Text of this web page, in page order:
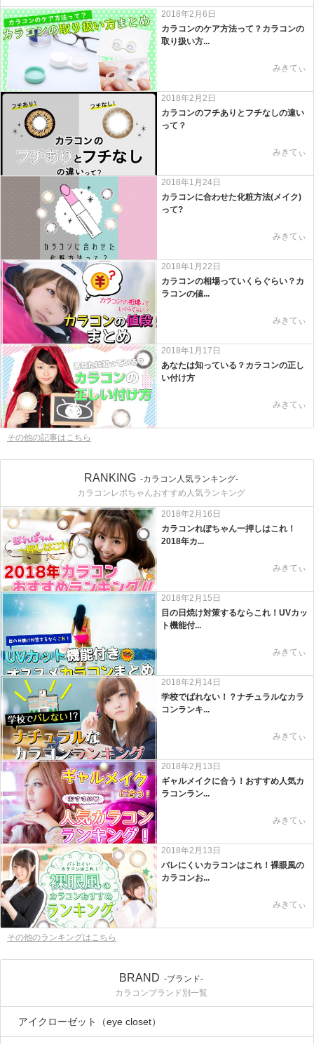
2018年2月6日
カラコンのケア方法って？カラコンの
取り扱い方...
みきてぃ
2018年2月2日
カラコンのフチありとフチなしの違い
って？
みきてぃ
2018年1月24日
カラコンに合わせた化粧方法(メイク)
って?
みきてぃ
2018年1月22日
カラコンの相場っていくらぐらい？カ
ラコンの値...
みきてぃ
2018年1月17日
あなたは知っている？カラコンの正し
い付け方
みきてぃ
その他の記事はこちら
RANKING -カラコン人気ランキング-
カラコンレポちゃんおすすめ人気ランキング
2018年2月16日
カラコンれぽちゃん一押しはこれ！
2018年カ...
みきてぃ
2018年2月15日
目の日焼け対策するならこれ！UVカッ
ト機能付...
みきてぃ
2018年2月14日
学校でばれない！？ナチュラルなカラ
コンランキ...
みきてぃ
2018年2月13日
ギャルメイクに合う！おすすめ人気カ
ラコンラン...
みきてぃ
2018年2月13日
バレにくいカラコンはこれ！裸眼風の
カラコンお...
みきてぃ
その他のランキングはこちら
BRAND -ブランド-
カラコンブランド別一覧
アイクローゼット（eye closet）